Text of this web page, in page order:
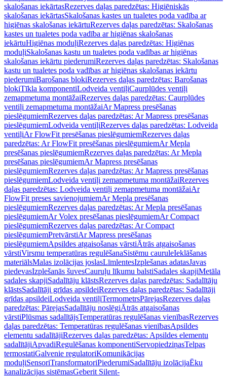
skalošanas iekārtasRezerves daļas paredzētas: Higiēniskās
skalošanas iekārtasSkalošanas kastes un tualetes poda vadība ar
higiēnas skalošanas iekārtuRezerves daļas paredzētas: Skalošanas
kastes un tualetes poda vadība ar higiēnas skalošanas
iekārtuHigiēnas moduļiRezerves daļas paredzētas: Higiēnas
moduļiSkalošanas kastu un tualetes poda vadības ar higiēnas
skalošanas iekārtu piederumiRezerves daļas paredzētas: Skalošanas
kastu un tualetes poda vadības ar higiēnas skalošanas iekārtu
piederumiBarošanas blokiRezerves daļas paredzētas: Barošanas
blokiTīkla komponentiLodveida ventiļiCaurplūdes ventiļi
zemapmetuma montāžaiRezerves daļas paredzētas: Caurplūdes
ventiļi zemapmetuma montāžaiAr Mapress presēšanas
pieslēgumiemRezerves daļas paredzētas: Ar Mapress presēšanas
pieslēgumiemLodveida ventiļiRezerves daļas paredzētas: Lodveida
ventiļiAr FlowFit presēšanas pieslēgumiemRezerves daļas
paredzētas: Ar FlowFit presēšanas pieslēgumiemAr Mepla
presēšanas pieslēgumiemRezerves daļas paredzētas: Ar Mepla
presēšanas pieslēgumiemAr Mapress presēšanas
pieslēgumiemRezerves daļas paredzētas: Ar Mapress presēšanas
pieslēgumiemLodveida ventiļi zemapmetuma montāžaiRezerves
daļas paredzētas: Lodveida ventiļi zemapmetuma montāžaiAr
FlowFit preses savienojumiemAr Mepla presēšanas
pieslēgumiemRezerves daļas paredzētas: Ar Mepla presēšanas
pieslēgumiemAr Volex presēšanas pieslēgumiemAr Compact
pieslēgumiemRezerves daļas paredzētas: Ar Compact
pieslēgumiemPretvārstiAr Mapress presēšanas
pieslēgumiemApsildes atgaisošanas vārstiĀtrās atgaisošanas
vārstiVirsmu temperatūras regulēšanaSistēmu cauruleIeklāšanas
materiālsMalas izolācijas joslasLīmlentesIzplešanas adatasJavas
piedevasIzplešanās šuvesCauruļu līkumu balstiSadales skapjiMetāla
sadales skapjiSadalītāju klāstsRezerves daļas paredzētas: Sadalītāju
klāstsSadalītāji grīdas apsildeiRezerves daļas paredzētas: Sadalītāji
grīdas apsildeiLodveida ventiļiTermometrsPārejasRezerves daļas
paredzētas: PārejasSadalītāju noslēgiĀtrās atgaisošanas
vārstiPlūsmas sadalītājsTemperatūras regulēšanas vienībasRezerves
daļas paredzētas: Temperatūras regulēšanas vienībasApsildes
elementu sadalītājiRezerves daļas paredzētas: Apsildes elementu
sadalītājiApvadiRegulēšanas komponentiServopiedziņasTelpas
termostatiGalvenie regulatoriKomunikācijas
moduļiSensoriTransformatoriPiederumiSadalītāju izolācijaĒku
kanalizācijas sistēmasGeberit Silent-